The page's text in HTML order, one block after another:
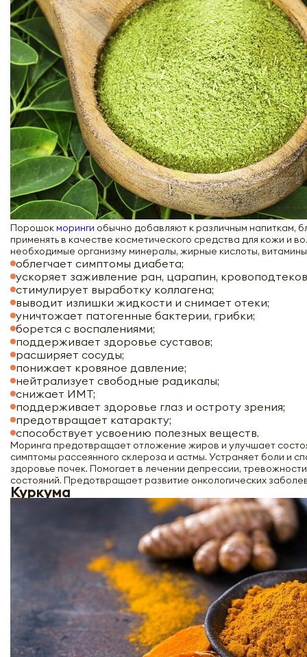
Порошокморинги обычно добавляют к различным напиткам,
применять в качестве косметического средства для кожи и
необходимые организму минералы, жирные кислоты,
облегчает симптомы диабета;
ускоряет заживление ран, царапин,
стимулирует выработку коллагена;
выводит излишки жидкости и снимает отеки;
уничтожает патогенные бактерии, грибки;
борется с воспалениями;
поддерживает здоровье суставов;
расширяет сосуды;
понижает кровяное давление;
нейтрализует свободные радикалы;
снижает ИМТ;
поддерживает здоровье глаз и остроту зрения;
предотвращает катаракту;
способствует усвоению полезных веществ.
Моринга предотвращает отложение жиров и улучшает
симптомы рассеянного склероза и астмы. Устраняет боли и
здоровье почек. Помогает в лечении депрессии,
состояний. Предотвращает развитие онкологических
Куркума